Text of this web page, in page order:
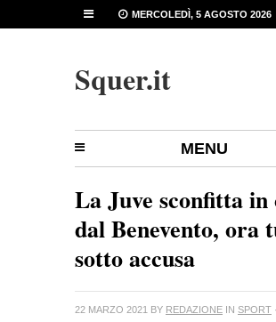
MERCOLEDÌ, 5 AGOSTO 2026
Squer.it
MENU
La Juve sconfitta in
dal Benevento, ora
sotto accusa
22 MARZO 2021 BY REDAZIONE IN SPORT ·